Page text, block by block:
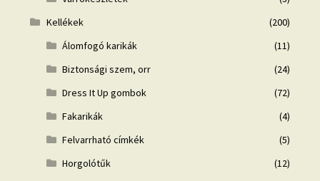
Kellékek
(200)
Álomfogó karikák
(11)
Biztonsági szem, orr
(24)
Dress It Up gombok
(72)
Fakarikák
(4)
Felvarrható címkék
(5)
Horgolótűk
(12)